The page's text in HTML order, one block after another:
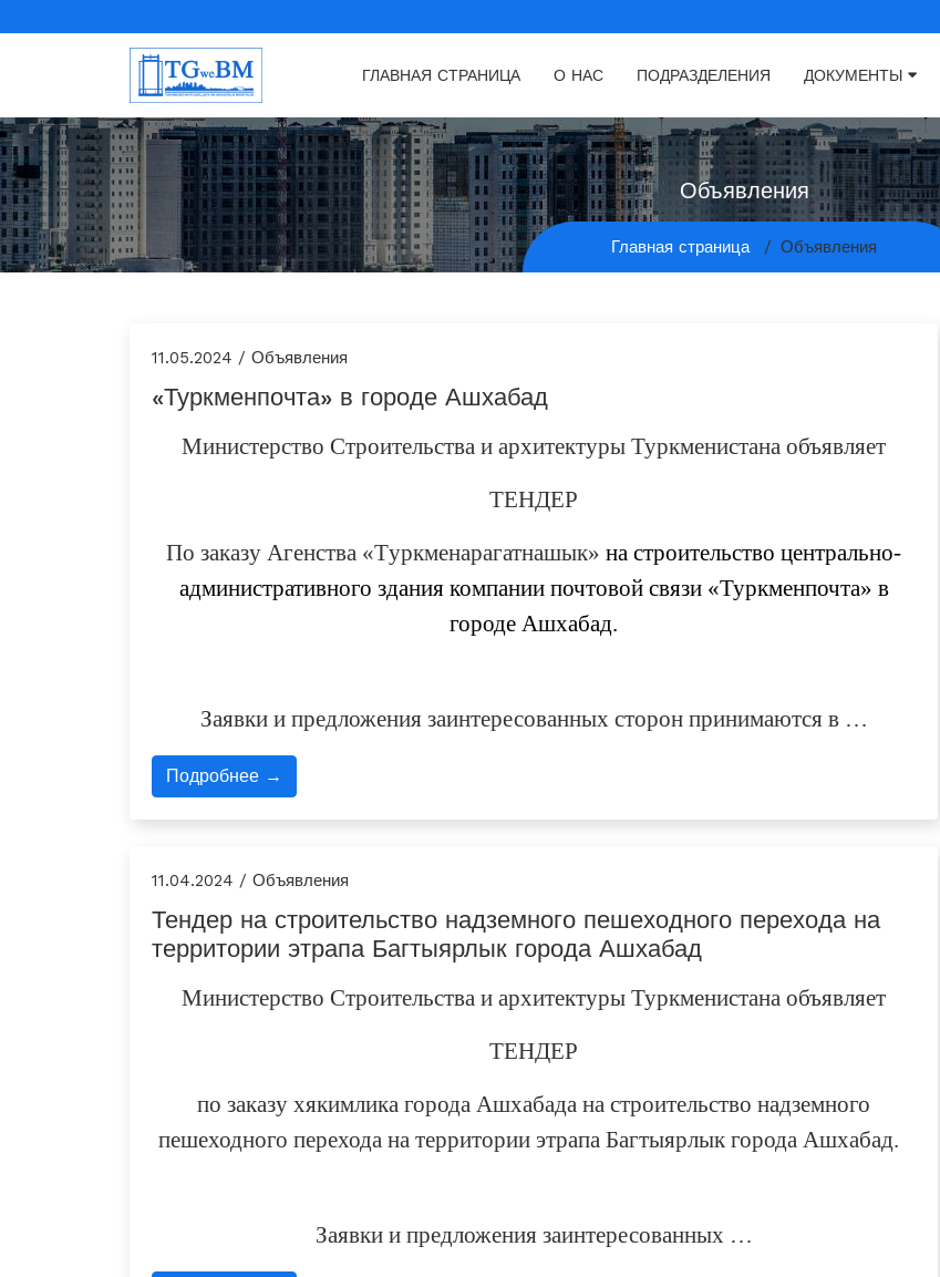
ГЛАВНАЯ СТРАНИЦА О НАС ПОДРАЗДЕЛЕНИЯ ДОКУМЕНТЫ
Объявления
Главная страница Объявления
11.05.2024 / Объявления
«Туркменпочта» в городе Ашхабад
Министерство Строительства и архитектуры Туркменистана объявляет
ТЕНДЕР
По заказу Агенства «Tуркменарагатнашык» на строительство центрально-
административного здания компании почтовой связи «Туркменпочта» в
городе Ашхабад.
Заявки и предложения заинтересованных сторон принимаются в …
Подробнее →
11.04.2024 / Объявления
Тендер на строительство надземного пешеходного перехода на
территории этрапа Багтыярлык города Ашхабад
Министерство Строительства и архитектуры Туркменистана объявляет
ТЕНДЕР
по заказу хякимлика города Ашхабада на строительство надземного
пешеходного перехода на территории этрапа Багтыярлык города Ашхабад.
Заявки и предложения заинтересованных …